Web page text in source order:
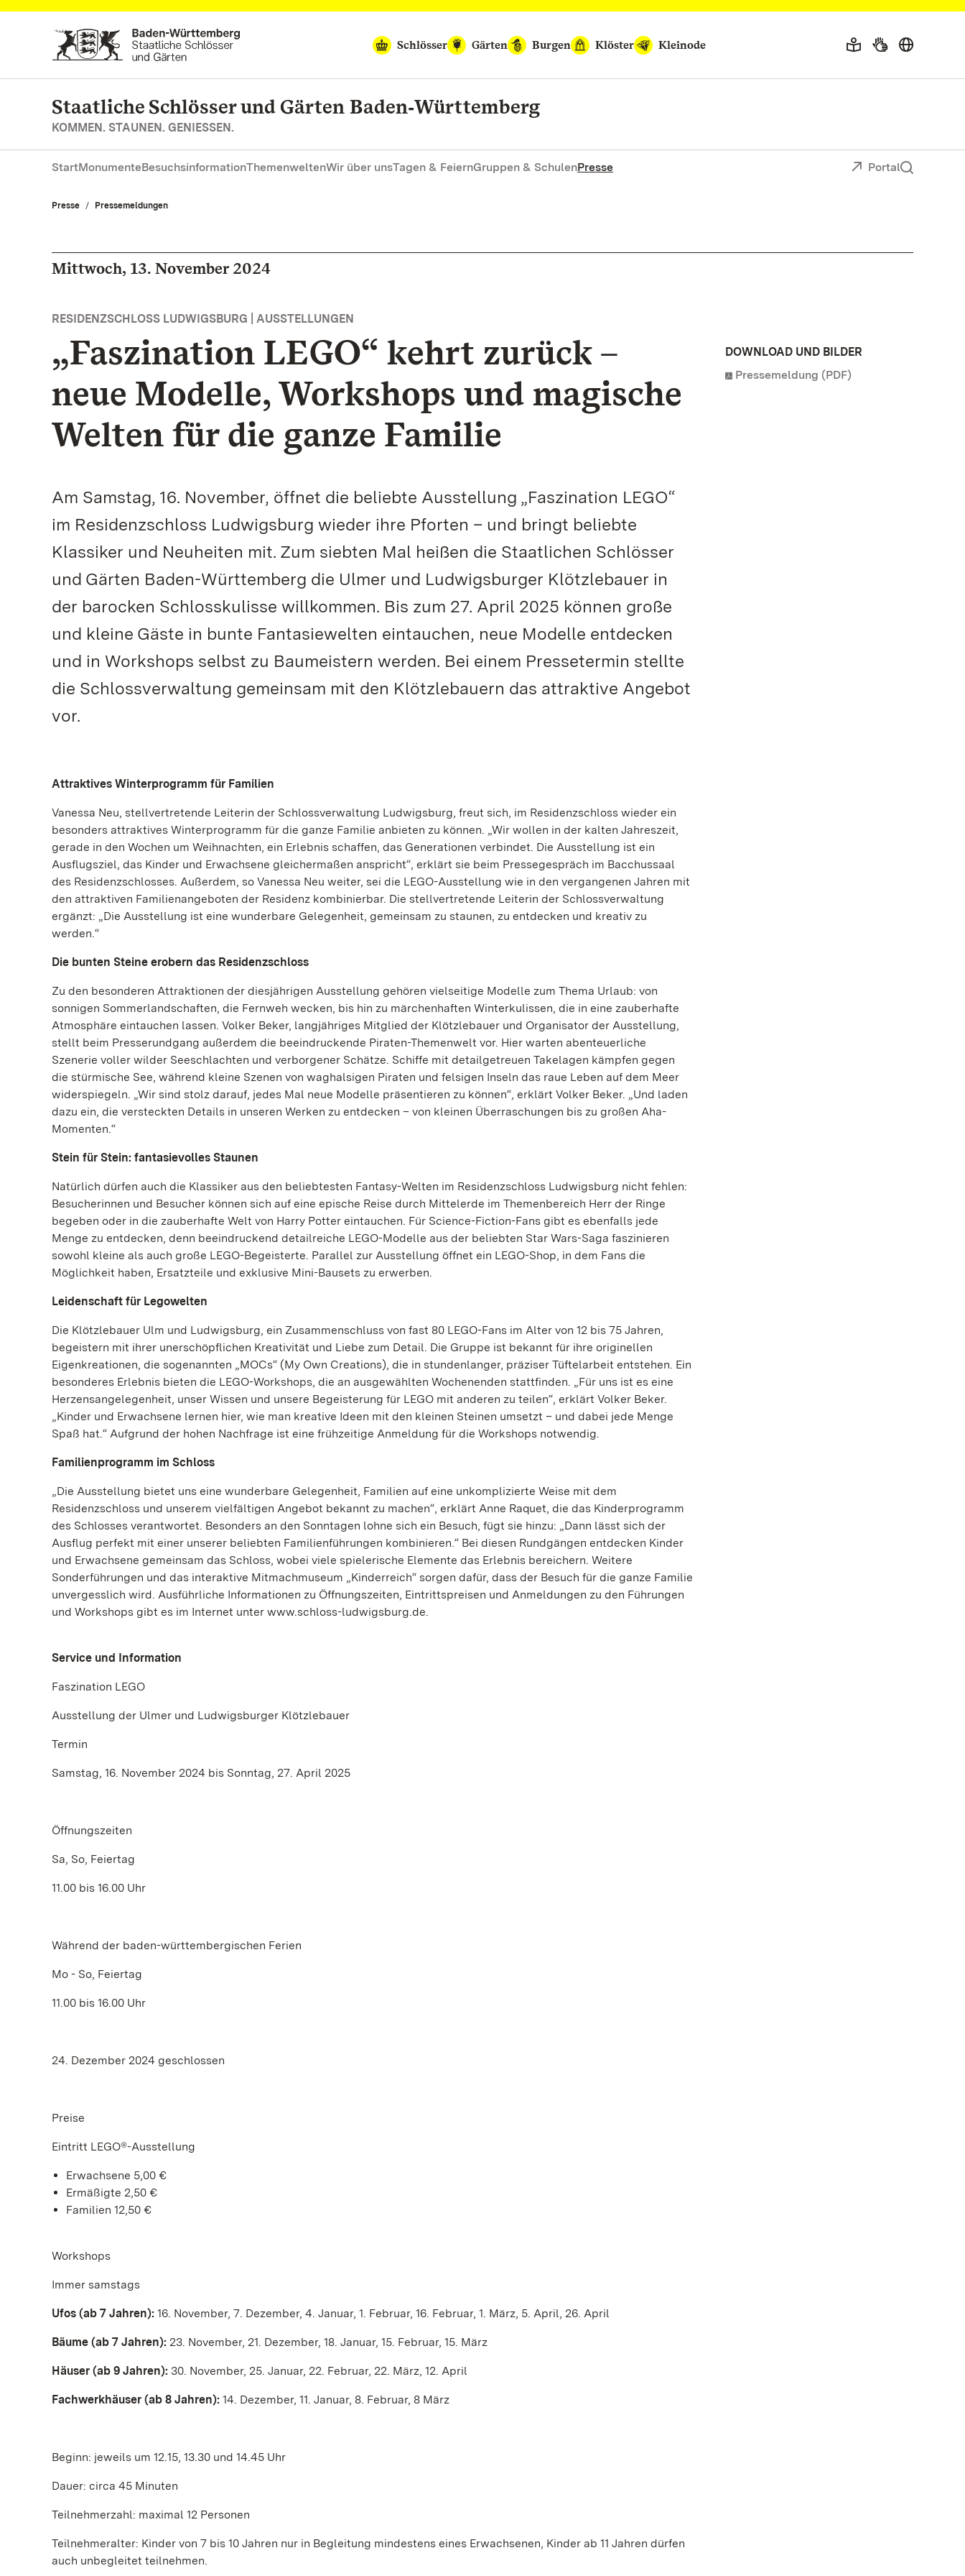
Zum Hauptinhalt springen
Schlösser
Gärten Burgen Klöster Kleinode
Staatliche Schlösser und Gärten Baden‑Württemberg
KOMMEN. STAUNEN. GENIESSEN.
StartMonumenteBesuchsinformationThemenweltenWir über unsTagen & FeiernGruppen & SchulenPresse Portal
Presse Pressemeldungen
Mittwoch, 13. November 2024
RESIDENZSCHLOSS LUDWIGSBURG | AUSSTELLUNGEN
„Faszination LEGO“ kehrt zurück –
neue Modelle, Workshops und magische
Welten für die ganze Familie
Am Samstag, 16. November, öffnet die beliebte Ausstellung „Faszination LEGO“
im Residenzschloss Ludwigsburg wieder ihre Pforten – und bringt beliebte
Klassiker und Neuheiten mit. Zum siebten Mal heißen die Staatlichen Schlösser
und Gärten Baden-Württemberg die Ulmer und Ludwigsburger Klötzlebauer in
der barocken Schlosskulisse willkommen. Bis zum 27. April 2025 können große
und kleine Gäste in bunte Fantasiewelten eintauchen, neue Modelle entdecken
und in Workshops selbst zu Baumeistern werden. Bei einem Pressetermin stellte
die Schlossverwaltung gemeinsam mit den Klötzlebauern das attraktive Angebot
vor.
Attraktives Winterprogramm für Familien
Vanessa Neu, stellvertretende Leiterin der Schlossverwaltung Ludwigsburg, freut sich, im Residenzschloss wieder ein
besonders attraktives Winterprogramm für die ganze Familie anbieten zu können. „Wir wollen in der kalten Jahreszeit,
gerade in den Wochen um Weihnachten, ein Erlebnis schaffen, das Generationen verbindet. Die Ausstellung ist ein
Ausflugsziel, das Kinder und Erwachsene gleichermaßen anspricht“, erklärt sie beim Pressegespräch im Bacchussaal
des Residenzschlosses. Außerdem, so Vanessa Neu weiter, sei die LEGO-Ausstellung wie in den vergangenen Jahren mit
den attraktiven Familienangeboten der Residenz kombinierbar. Die stellvertretende Leiterin der Schlossverwaltung
ergänzt: „Die Ausstellung ist eine wunderbare Gelegenheit, gemeinsam zu staunen, zu entdecken und kreativ zu
werden.“
Die bunten Steine erobern das Residenzschloss
Zu den besonderen Attraktionen der diesjährigen Ausstellung gehören vielseitige Modelle zum Thema Urlaub: von
sonnigen Sommerlandschaften, die Fernweh wecken, bis hin zu märchenhaften Winterkulissen, die in eine zauberhafte
Atmosphäre eintauchen lassen. Volker Beker, langjähriges Mitglied der Klötzlebauer und Organisator der Ausstellung,
stellt beim Presserundgang außerdem die beeindruckende Piraten-Themenwelt vor. Hier warten abenteuerliche
Szenerie voller wilder Seeschlachten und verborgener Schätze. Schiffe mit detailgetreuen Takelagen kämpfen gegen
die stürmische See, während kleine Szenen von waghalsigen Piraten und felsigen Inseln das raue Leben auf dem Meer
widerspiegeln. „Wir sind stolz darauf, jedes Mal neue Modelle präsentieren zu können“, erklärt Volker Beker. „Und laden
dazu ein, die versteckten Details in unseren Werken zu entdecken – von kleinen Überraschungen bis zu großen Aha-
Momenten.“
Stein für Stein: fantasievolles Staunen
Natürlich dürfen auch die Klassiker aus den beliebtesten Fantasy-Welten im Residenzschloss Ludwigsburg nicht fehlen:
Besucherinnen und Besucher können sich auf eine epische Reise durch Mittelerde im Themenbereich Herr der Ringe
begeben oder in die zauberhafte Welt von Harry Potter eintauchen. Für Science-Fiction-Fans gibt es ebenfalls jede
Menge zu entdecken, denn beeindruckend detailreiche LEGO-Modelle aus der beliebten Star Wars-Saga faszinieren
sowohl kleine als auch große LEGO-Begeisterte. Parallel zur Ausstellung öffnet ein LEGO-Shop, in dem Fans die
Möglichkeit haben, Ersatzteile und exklusive Mini-Bausets zu erwerben.
Leidenschaft für Legowelten
Die Klötzlebauer Ulm und Ludwigsburg, ein Zusammenschluss von fast 80 LEGO-Fans im Alter von 12 bis 75 Jahren,
begeistern mit ihrer unerschöpflichen Kreativität und Liebe zum Detail. Die Gruppe ist bekannt für ihre originellen
Eigenkreationen, die sogenannten „MOCs“ (My Own Creations), die in stundenlanger, präziser Tüftelarbeit entstehen. Ein
besonderes Erlebnis bieten die LEGO-Workshops, die an ausgewählten Wochenenden stattfinden. „Für uns ist es eine
Herzensangelegenheit, unser Wissen und unsere Begeisterung für LEGO mit anderen zu teilen“, erklärt Volker Beker.
„Kinder und Erwachsene lernen hier, wie man kreative Ideen mit den kleinen Steinen umsetzt – und dabei jede Menge
Spaß hat.“ Aufgrund der hohen Nachfrage ist eine frühzeitige Anmeldung für die Workshops notwendig.
Familienprogramm im Schloss
„Die Ausstellung bietet uns eine wunderbare Gelegenheit, Familien auf eine unkomplizierte Weise mit dem
Residenzschloss und unserem vielfältigen Angebot bekannt zu machen“, erklärt Anne Raquet, die das Kinderprogramm
des Schlosses verantwortet. Besonders an den Sonntagen lohne sich ein Besuch, fügt sie hinzu: „Dann lässt sich der
Ausflug perfekt mit einer unserer beliebten Familienführungen kombinieren.“ Bei diesen Rundgängen entdecken Kinder
und Erwachsene gemeinsam das Schloss, wobei viele spielerische Elemente das Erlebnis bereichern. Weitere
Sonderführungen und das interaktive Mitmachmuseum „Kinderreich“ sorgen dafür, dass der Besuch für die ganze Familie
unvergesslich wird. Ausführliche Informationen zu Öffnungszeiten, Eintrittspreisen und Anmeldungen zu den Führungen
und Workshops gibt es im Internet unter www.schloss-ludwigsburg.de.
Service und Information
Faszination LEGO
Ausstellung der Ulmer und Ludwigsburger Klötzlebauer
Termin
Samstag, 16. November 2024 bis Sonntag, 27. April 2025
Öffnungszeiten
Sa, So, Feiertag
11.00 bis 16.00 Uhr
Während der baden-württembergischen Ferien
Mo - So, Feiertag
11.00 bis 16.00 Uhr
24. Dezember 2024 geschlossen
Preise
Eintritt LEGO®-Ausstellung
Erwachsene 5,00 €
Ermäßigte 2,50 €
Familien 12,50 €
Workshops
Immer samstags
Ufos (ab 7 Jahren): 16. November, 7. Dezember, 4. Januar, 1. Februar, 16. Februar, 1. März, 5. April, 26. April
Bäume (ab 7 Jahren): 23. November, 21. Dezember, 18. Januar, 15. Februar, 15. März
Häuser (ab 9 Jahren): 30. November, 25. Januar, 22. Februar, 22. März, 12. April
Fachwerkhäuser (ab 8 Jahren): 14. Dezember, 11. Januar, 8. Februar, 8 März
Beginn: jeweils um 12.15, 13.30 und 14.45 Uhr
Dauer: circa 45 Minuten
Teilnehmerzahl: maximal 12 Personen
Teilnehmeralter: Kinder von 7 bis 10 Jahren nur in Begleitung mindestens eines Erwachsenen, Kinder ab 11 Jahren dürfen
auch unbegleitet teilnehmen.
DOWNLOAD UND BILDER
Pressemeldung (PDF)